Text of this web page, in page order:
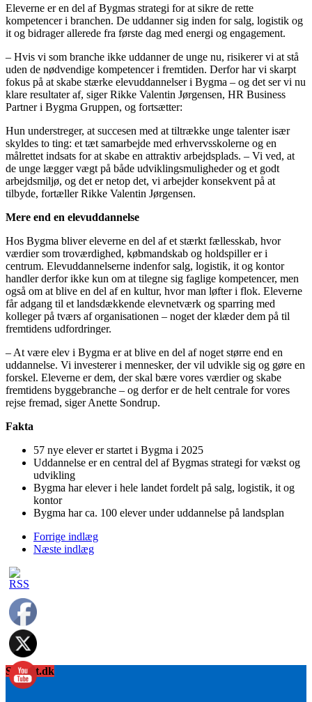
Eleverne er en del af Bygmas strategi for at sikre de rette
kompetencer i branchen. De uddanner sig inden for salg, logistik og
it og bidrager allerede fra første dag med energi og engagement.
– Hvis vi som branche ikke uddanner de unge nu, risikerer vi at stå
uden de nødvendige kompetencer i fremtiden. Derfor har vi skarpt
fokus på at skabe stærke elevuddannelser i Bygma – og det ser vi nu
klare resultater af, siger Rikke Valentin Jørgensen, HR Business
Partner i Bygma Gruppen, og fortsætter:
Hun understreger, at succesen med at tiltrække unge talenter især
skyldes to ting: et tæt samarbejde med erhvervsskolerne og en
målrettet indsats for at skabe en attraktiv arbejdsplads. – Vi ved, at
de unge lægger vægt på både udviklingsmuligheder og et godt
arbejdsmiljø, og det er netop det, vi arbejder konsekvent på at
tilbyde, fortæller Rikke Valentin Jørgensen.
Mere end en elevuddannelse
Hos Bygma bliver eleverne en del af et stærkt fællesskab, hvor
værdier som troværdighed, købmandskab og holdspiller er i
centrum. Elevuddannelserne indenfor salg, logistik, it og kontor
handler derfor ikke kun om at tilegne sig faglige kompetencer, men
også om at blive en del af en kultur, hvor man løfter i flok. Eleverne
får adgang til et landsdækkende elevnetværk og sparring med
kolleger på tværs af organisationen – noget der klæder dem på til
fremtidens udfordringer.
– At være elev i Bygma er at blive en del af noget større end en
uddannelse. Vi investerer i mennesker, der vil udvikle sig og gøre en
forskel. Eleverne er dem, der skal bære vores værdier og skabe
fremtidens byggebranche – og derfor er de helt centrale for vores
rejse fremad, siger Anette Sondrup.
Fakta
57 nye elever er startet i Bygma i 2025
Uddannelse er en central del af Bygmas strategi for vækst og
udvikling
Bygma har elever i hele landet fordelt på salg, logistik, it og
kontor
Bygma har ca. 100 elever under uddannelse på landsplan
Forrige indlæg
Næste indlæg
Sydnyt.dk